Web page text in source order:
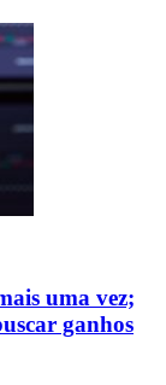
uma vez;
ganhos